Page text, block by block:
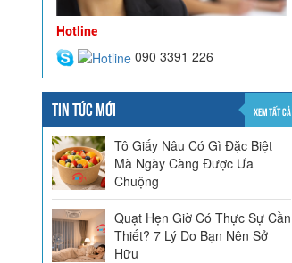
Hotline
090 3391 226
TIN TỨC MỚI XEM TẤT CẢ
Tô Giấy Nâu Có Gì Đặc Biệt
Mà Ngày Càng Được Ưa
Chuộng
Quạt Hẹn Giờ Có Thực Sự Cần
Thiết? 7 Lý Do Bạn Nên Sở
Hữu